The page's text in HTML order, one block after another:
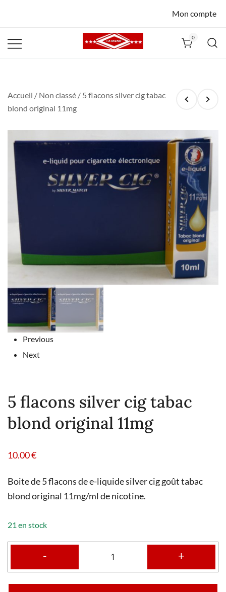
Mon compte
0
Accueil / Non classé / 5 flacons silver cig tabac
blond original 11mg
Previous
Next
5 flacons silver cig tabac
blond original 11mg
10.00€
Boite de 5 flacons de e-liquide silver cig goût tabac
blond original 11mg/ml de nicotine.
21 en stock
- +